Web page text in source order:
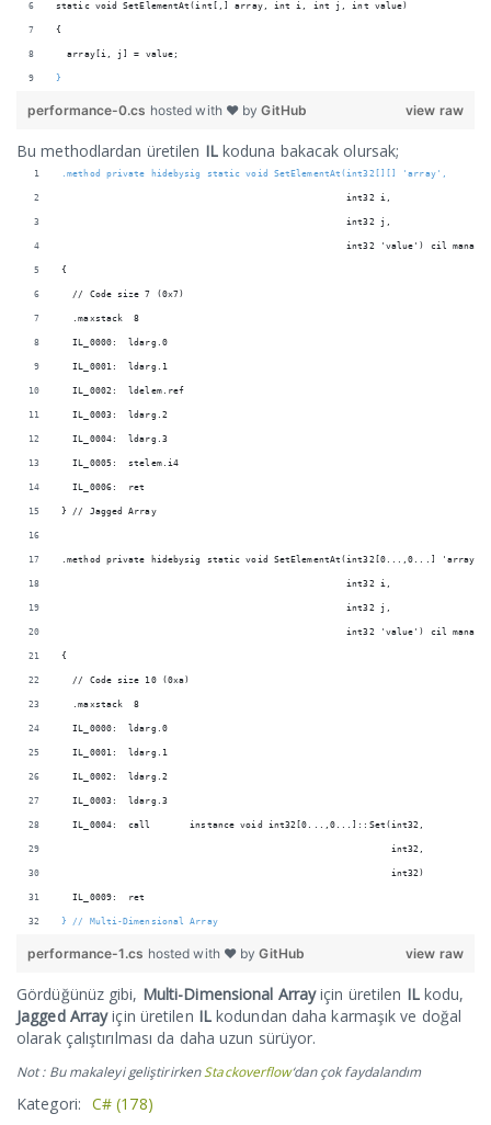
static void SetElementAt(int[,] array, int i, int j, int value)
{
  array[i, j] = value;
}
view raw
performance-0.cs hosted with ❤ byGitHub
Bu methodlardan üretilen ILkoduna bakacak olursak;
.method private hidebysig static void SetElementAt(int32[][] 'array',
                                                   int32 i,
                                                   int32 j,
                                                   int32 'value') cil managed
{
  // Code size 7 (0x7)
  .maxstack  8
  IL_0000:  ldarg.0
  IL_0001:  ldarg.1
  IL_0002:  ldelem.ref
  IL_0003:  ldarg.2
  IL_0004:  ldarg.3
  IL_0005:  stelem.i4
  IL_0006:  ret
} // Jagged Array
.method private hidebysig static void SetElementAt(int32[0...,0...] 'array',
                                                   int32 i,
                                                   int32 j,
                                                   int32 'value') cil managed
{
  // Code size 10 (0xa)
  .maxstack  8
  IL_0000:  ldarg.0
  IL_0001:  ldarg.1
  IL_0002:  ldarg.2
  IL_0003:  ldarg.3
  IL_0004:  call       instance void int32[0...,0...]::Set(int32,
                                                           int32,
                                                           int32)
  IL_0009:  ret
} // Multi-Dimensional Array
view raw
performance-1.cs hosted with ❤ byGitHub
Gördüğünüz gibi, Multi-Dimensional Arrayiçin üretilen ILkodu,
Jagged Arrayiçin üretilen ILkodundan daha karmaşık ve doğal
olarak çalıştırılması da daha uzun sürüyor.
Not : Bu makaleyi geliştirirken Stackoverflow‘dan çok faydalandım
Kategori: C#(178)